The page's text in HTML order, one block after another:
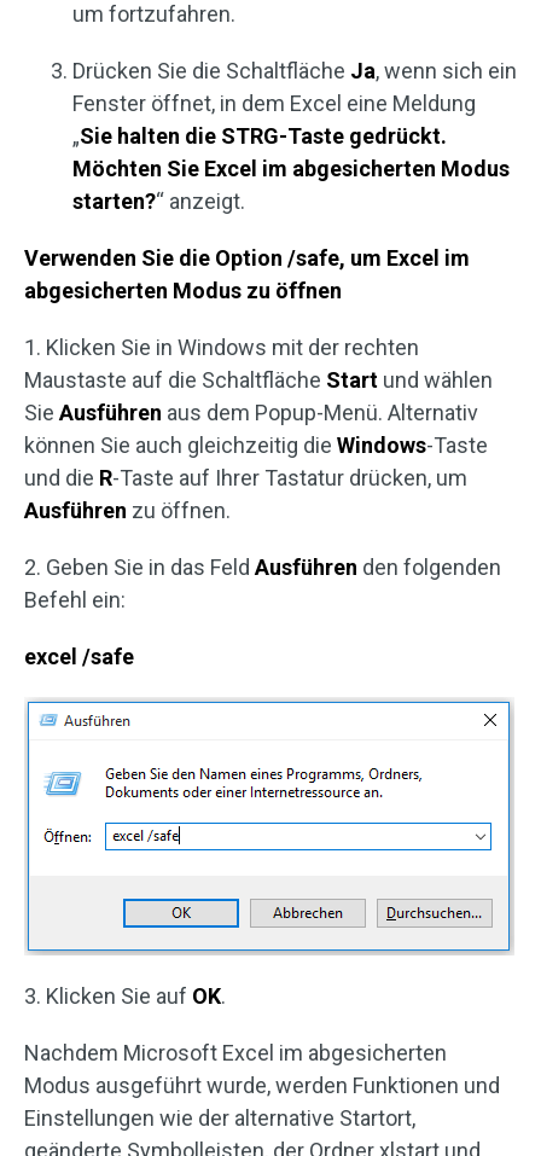
um fortzufahren.
Drücken Sie die Schaltfläche Ja, wenn sich ein
Fenster öffnet, in dem Excel eine Meldung
„Sie halten die STRG-Taste gedrückt.
Möchten Sie Excel im abgesicherten Modus
starten?“ anzeigt.
Verwenden Sie die Option /safe, um Excel im
abgesicherten Modus zu öffnen
1. Klicken Sie in Windows mit der rechten
Maustaste auf die Schaltfläche Start und wählen
Sie Ausführen aus dem Popup-Menü. Alternativ
können Sie auch gleichzeitig die Windows-Taste
und die R-Taste auf Ihrer Tastatur drücken, um
Ausführen zu öffnen.
2. Geben Sie in das Feld Ausführen den folgenden
Befehl ein:
excel /safe
3. Klicken Sie auf OK.
Nachdem Microsoft Excel im abgesicherten
Modus ausgeführt wurde, werden Funktionen und
Einstellungen wie der alternative Startort,
geänderte Symbolleisten, der Ordner xlstart und